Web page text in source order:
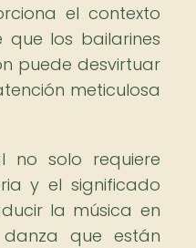
el contexto
los bailarines
puede desvirtuar
meticulosa
no solo requiere
y el significado
la música en
que están